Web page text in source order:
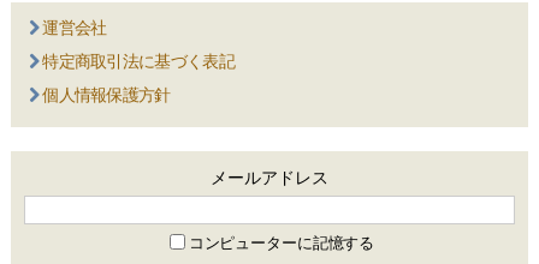
運営会社
特定商取引法に基づく表記
個人情報保護方針
メールアドレス
コンピューターに記憶する